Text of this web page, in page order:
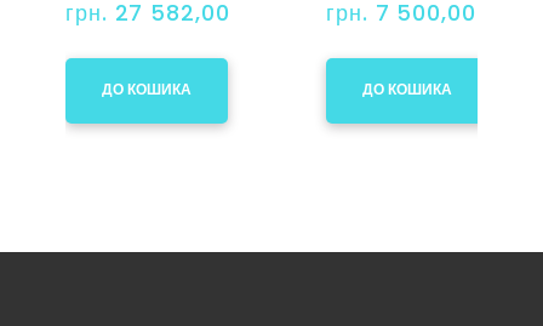
грн. 27 582,00
ДО КОШИКА
грн. 7 500,00
ДО КОШИКА